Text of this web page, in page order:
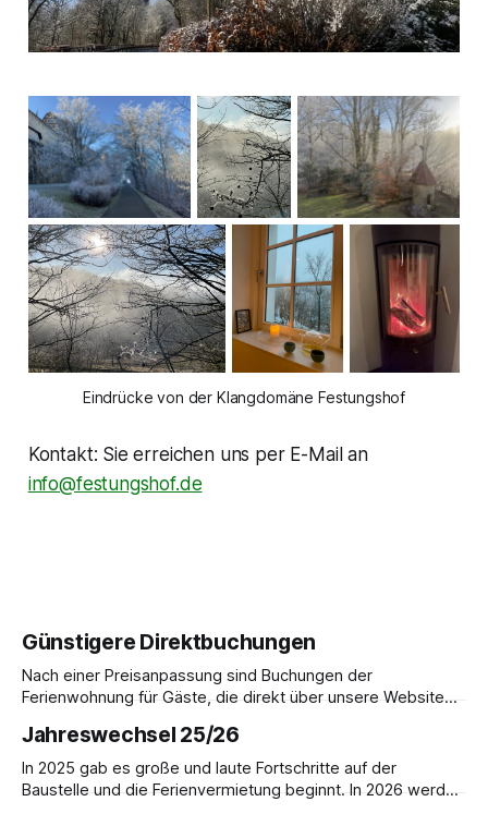
Eindrücke von der Klangdomäne Festungshof
Kontakt: Sie erreichen uns per E-Mail an
info@festungshof.de
Günstigere Direktbuchungen
Nach einer Preisanpassung sind Buchungen der
Ferienwohnung für Gäste, die direkt über unsere Website
Ferienwohnung im ehemaligen Forsthaus für bis zu 5
Personen. Preis pro Übernachtung: 180,- € inkl. MwSt.
Buchungen per E-Mail an info@festungshof.de
Jahreswechsel 25/26
In 2025 gab es große und laute Fortschritte auf der
Baustelle und die Ferienvermietung beginnt. In 2026 werden